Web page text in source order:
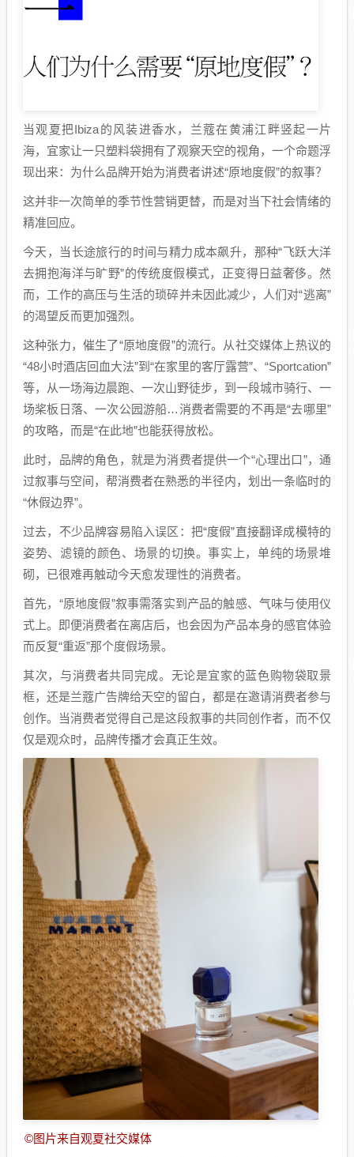
当观夏把Ibiza的风装进香水，兰蔻在黄浦江畔竖起一片
海，宜家让一只塑料袋拥有了观察天空的视角，一个命题浮
现出来：为什么品牌开始为消费者讲述“原地度假”的叙事？
这并非一次简单的季节性营销更替，而是对当下社会情绪的
精准回应。
今天，当长途旅行的时间与精力成本飙升，那种“飞跃大洋
去拥抱海洋与旷野”的传统度假模式，正变得日益奢侈。然
而，工作的高压与生活的琐碎并未因此减少，人们对“逃离”
的渴望反而更加强烈。
这种张力，催生了“原地度假”的流行。从社交媒体上热议的
“48小时酒店回血大法”到“在家里的客厅露营”、“Sportcation”
等，从一场海边晨跑、一次山野徒步，到一段城市骑行、一
场桨板日落、一次公园游船…消费者需要的不再是“去哪里”
的攻略，而是“在此地”也能获得放松。
此时，品牌的角色，就是为消费者提供一个“心理出口”，通
过叙事与空间，帮消费者在熟悉的半径内，划出一条临时的
“休假边界”。
过去，不少品牌容易陷入误区：把“度假”直接翻译成模特的
姿势、滤镜的颜色、场景的切换。事实上，单纯的场景堆
砌，已很难再触动今天愈发理性的消费者。
首先，“原地度假”叙事需落实到产品的触感、气味与使用仪
式上。即便消费者在离店后，也会因为产品本身的感官体验
而反复“重返”那个度假场景。
其次，与消费者共同完成。无论是宜家的蓝色购物袋取景
框，还是兰蔻广告牌给天空的留白，都是在邀请消费者参与
创作。当消费者觉得自己是这段叙事的共同创作者，而不仅
仅是观众时，品牌传播才会真正生效。
©图片来自观夏社交媒体